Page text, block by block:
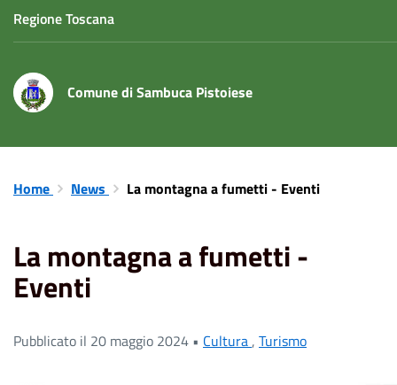
Regione Toscana
Comune di Sambuca Pistoiese
Home News La montagna a fumetti - Eventi
La montagna a fumetti -
Eventi
Pubblicato il 20 maggio 2024 • Cultura, Turismo